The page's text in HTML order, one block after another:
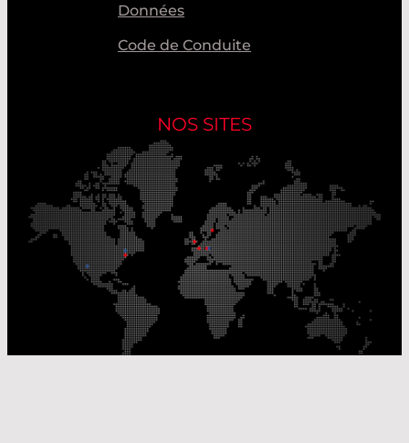
Données
Code de Conduite
NOS SITES